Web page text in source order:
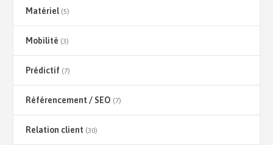
Matériel(5)
Mobilité (3)
Prédictif (7)
Référencement / SEO (7)
Relation client (30)